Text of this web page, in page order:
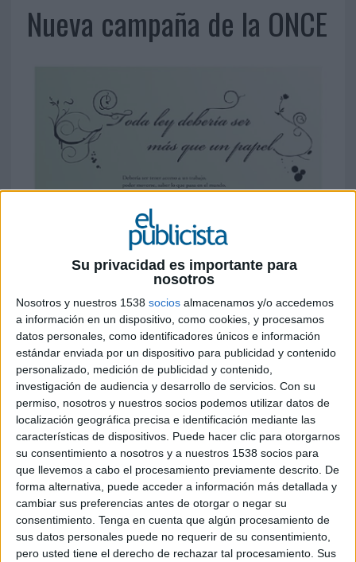
Su privacidad es importante para
nosotros
Nosotros y nuestros 1538 socios almacenamos y/o accedemos
a información en un dispositivo, como cookies, y procesamos
datos personales, como identificadores únicos e información
estándar enviada por un dispositivo para publicidad y contenido
personalizado, medición de publicidad y contenido,
investigación de audiencia y desarrollo de servicios. Con su
permiso, nosotros y nuestros socios podemos utilizar datos de
localización geográfica precisa e identificación mediante las
características de dispositivos. Puede hacer clic para otorgarnos
su consentimiento a nosotros y a nuestros 1538 socios para
que llevemos a cabo el procesamiento previamente descrito. De
forma alternativa, puede acceder a información más detallada y
cambiar sus preferencias antes de otorgar o negar su
consentimiento. Tenga en cuenta que algún procesamiento de
sus datos personales puede no requerir de su consentimiento,
pero usted tiene el derecho de rechazar tal procesamiento. Sus
Nueva campaña de la ONCE
12 DE DICIEMBRE DE 2007
La ONCE y Fundación ONCE han presentado hoy
su nueva campaña de publicidad institucional.